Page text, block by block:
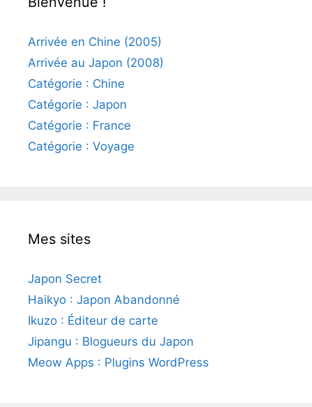
Arrivée en Chine (2005)
Arrivée au Japon (2008)
Catégorie : Chine
Catégorie : Japon
Catégorie : France
Catégorie : Voyage
Mes sites
Japon Secret
Haikyo : Japon Abandonné
Ikuzo : Éditeur de carte
Jipangu : Blogueurs du Japon
Meow Apps : Plugins WordPress